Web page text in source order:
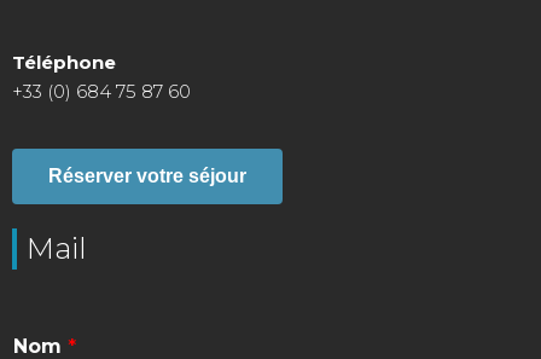
Téléphone
+33 (0) 684 75 87 60
Réserver votre séjour
Mail
Nom *